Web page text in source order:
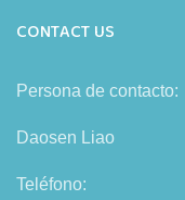
CONTACT US
Persona de contacto:
Daosen Liao
Teléfono: